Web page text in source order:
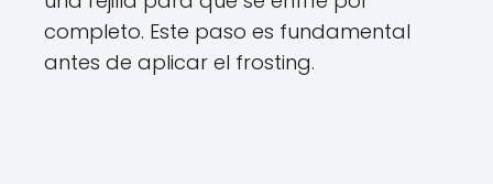
completo. Este paso es fundamental
antes de aplicar el frosting.